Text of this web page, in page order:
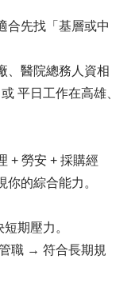
合先找「基層或中
、醫院總務人資相
平日工作在高雄、
+ 勞安 + 採購經
的綜合能力。
期壓力。
職 → 符合長期規